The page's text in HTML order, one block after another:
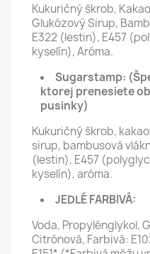
Kukuričný škrob,
Glukózový Sirup,
E322 (lestin), E457
kyselín), Aróma.
Sugarstamp:
ktorej prenesiete
pusinky)
Kukuričný škrob,
sirup, bambusová
(lestin), E457
kyselín), aróma.
JEDLÉ FARBIVÁ:
Voda, Propylénglykol,
Citrónová, Farbivá: